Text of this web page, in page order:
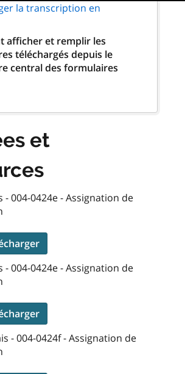
la transcription en
afficher et remplir les
téléchargés depuis le
central des formulaires
et
- 004-0424e - Assignation de
- 004-0424e - Assignation de
- 004-0424f - Assignation de